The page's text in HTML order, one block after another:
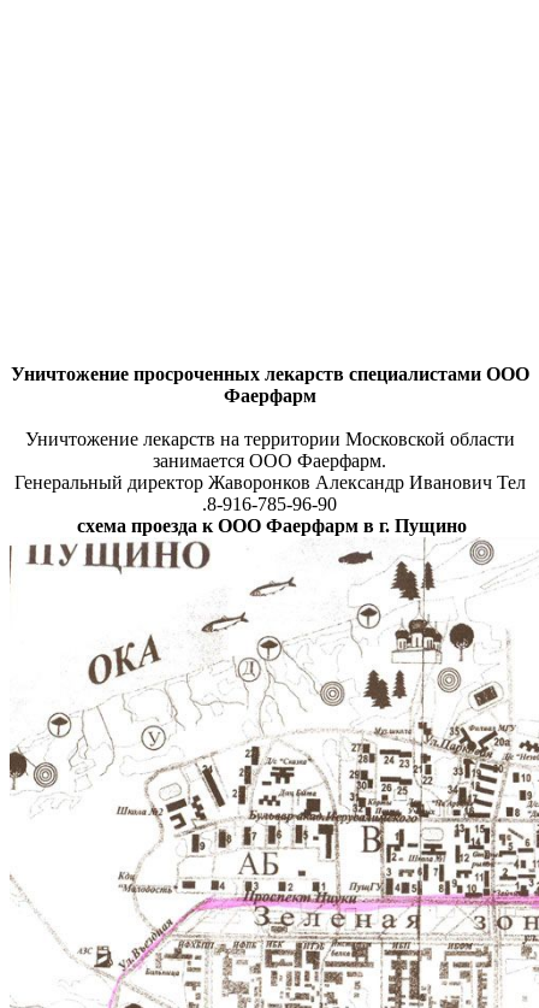
Уничтожение просроченных лекарств специалистами ООО
Фаерфарм
Уничтожение лекарств на территории Московской области
занимается ООО Фаерфарм.
Генеральный директор Жаворонков Александр Иванович Тел
.8-916-785-96-90
схема проезда к ООО Фаерфарм в г. Пущино